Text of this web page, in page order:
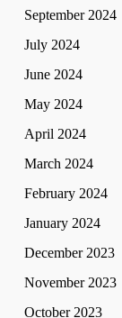
September 2024
July 2024
June 2024
May 2024
April 2024
March 2024
February 2024
January 2024
December 2023
November 2023
October 2023